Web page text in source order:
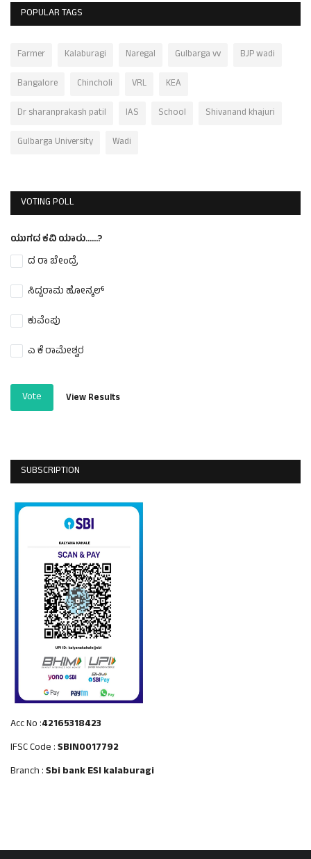
POPULAR TAGS
Farmer Kalaburagi Naregal Gulbarga vv
BJP wadi
Bangalore
Chincholi VRL
KEA
Dr sharanprakash patil
IAS School
Shivanand khajuri
Gulbarga University
Wadi
VOTING POLL
ಯುಗದ ಕವಿ ಯಾರು......?
ದ ರಾ ಬೇಂದ್ರೆ
ಸಿದ್ದರಾಮ ಹೋನ್ಕಲ್
ಕುವೆಂಪು
ಎ ಕೆ ರಾಮೇಶ್ವರ
Vote View Results
SUBSCRIPTION
Acc No :42165318423
IFSC Code :SBIN0017792
Branch :Sbi bank ESI kalaburagi